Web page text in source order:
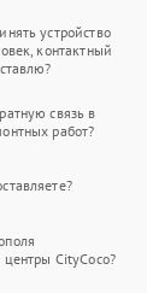
устройство
контактный
связь в
работ?
центры CityCoco?